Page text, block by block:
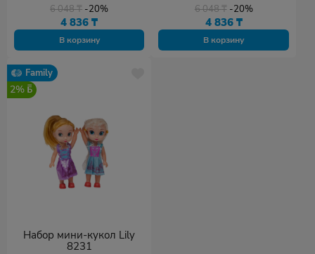
6 048₸ -20%
4 836₸
В корзину
6 048₸ -20%
4 836 ₸
В корзину
Family
2%
Набор мини-кукол Lily
8231